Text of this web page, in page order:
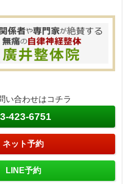
い合わせはコチラ
423-6751
ネット予約
LINE予約